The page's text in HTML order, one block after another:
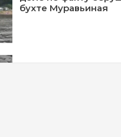
бухте Муравьиная